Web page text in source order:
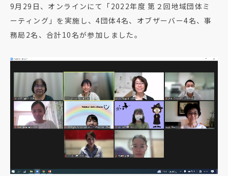
9月29日、オンラインにて「2022年度 第２回地域団体ミ
ーティング」を実施し、4団体4名、オブザーバー4名、事
務局2名、合計10名が参加しました。